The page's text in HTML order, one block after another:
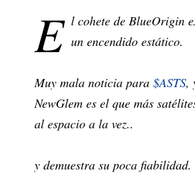
E l cohete de BlueOrigin
un encendido estático.
Muy mala noticia para $ASTS,
NewGlem es el que más
al espacio a la vez..
y demuestra su poca fiabilidad.